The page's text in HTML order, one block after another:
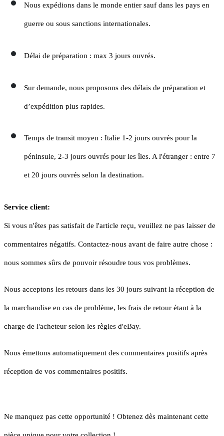
Nous expédions dans le monde entier sauf dans les pays en
guerre ou sous sanctions internationales.
Délai de préparation : max 3 jours ouvrés.
Sur demande, nous proposons des délais de préparation et
d’expédition plus rapides.
Temps de transit moyen : Italie 1-2 jours ouvrés pour la
péninsule, 2-3 jours ouvrés pour les îles. A l'étranger : entre 7
et 20 jours ouvrés selon la destination.
Service client:
Si vous n'êtes pas satisfait de l'article reçu, veuillez ne pas laisser de
commentaires négatifs. Contactez-nous avant de faire autre chose :
nous sommes sûrs de pouvoir résoudre tous vos problèmes.
Nous acceptons les retours dans les 30 jours suivant la réception de
la marchandise en cas de problème, les frais de retour étant à la
charge de l'acheteur selon les règles d'eBay.
Nous émettons automatiquement des commentaires positifs après
réception de vos commentaires positifs.
Ne manquez pas cette opportunité ! Obtenez dès maintenant cette